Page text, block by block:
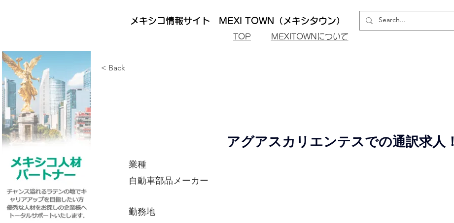
メキシコ情報サイト MEXI TOWN（メキシタウン）
​TOP MEXITOWNについて
< Back
アグアスカリエンテスでの通訳求人！
業種
自動車部品メーカー
勤務地